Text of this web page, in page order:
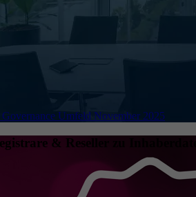
Umfeld November 2025
& Reseller zu